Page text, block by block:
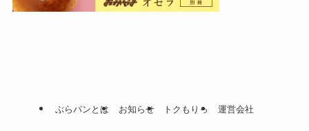
ぶらパンとは お知らせ トクもりっ 運営会社